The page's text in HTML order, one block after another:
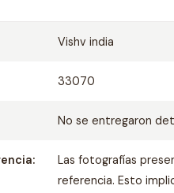
Vishv india
33070
No se entregaron
Las fotografías
referencia. Esto